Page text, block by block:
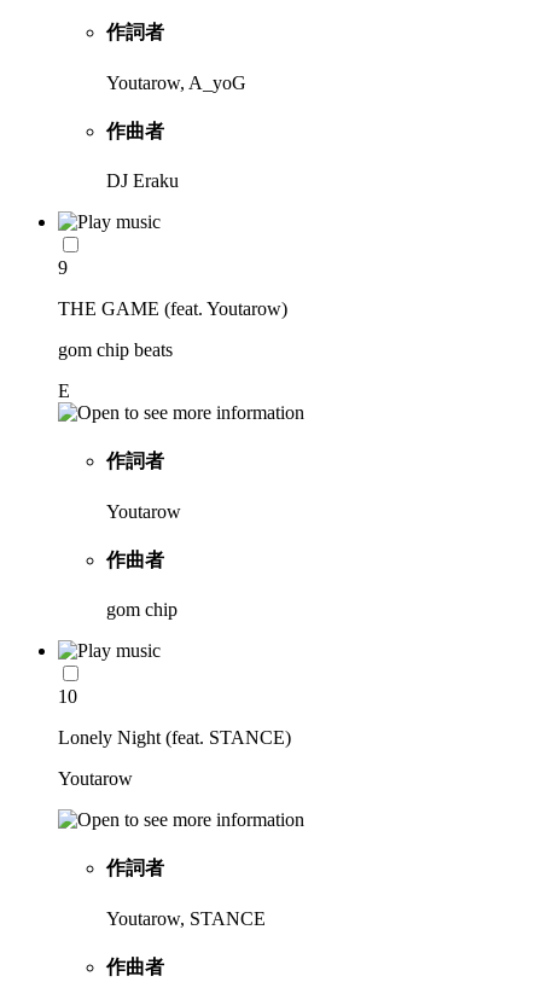
作詞者
Youtarow, A_yoG
作曲者
DJ Eraku
9
THE GAME (feat. Youtarow)
gom chip beats
E
作詞者
Youtarow
作曲者
gom chip
10
Lonely Night (feat. STANCE)
Youtarow
作詞者
Youtarow, STANCE
作曲者